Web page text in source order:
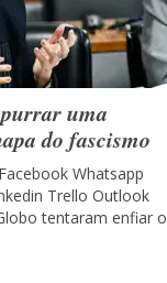
uma
do fascismo
Whatsapp
Trello Outlook
tentaram enfiar o